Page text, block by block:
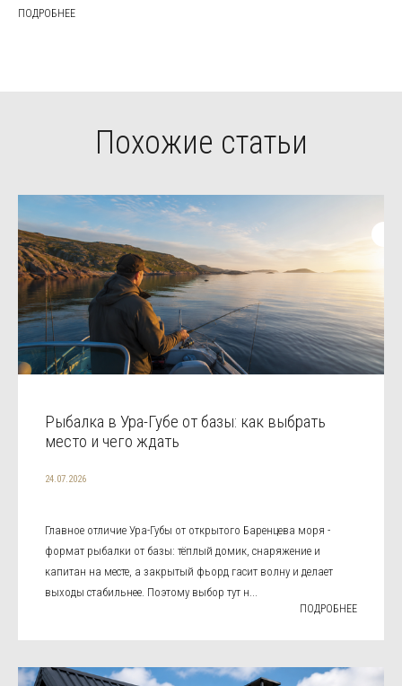
ПОДРОБНЕЕ
Похожие статьи
Рыбалка в Ура-Губе от базы: как выбрать
место и чего ждать
24.07.2026
Главное отличие Ура-Губы от открытого Баренцева моря -
формат рыбалки от базы: тёплый домик, снаряжение и
капитан на месте, а закрытый фьорд гасит волну и делает
выходы стабильнее. Поэтому выбор тут н...
ПОДРОБНЕЕ